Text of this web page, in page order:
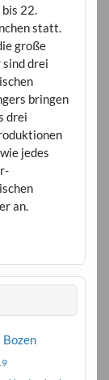
22.
statt.
große
drei
bringen
drei
jedes
an.
Bozen